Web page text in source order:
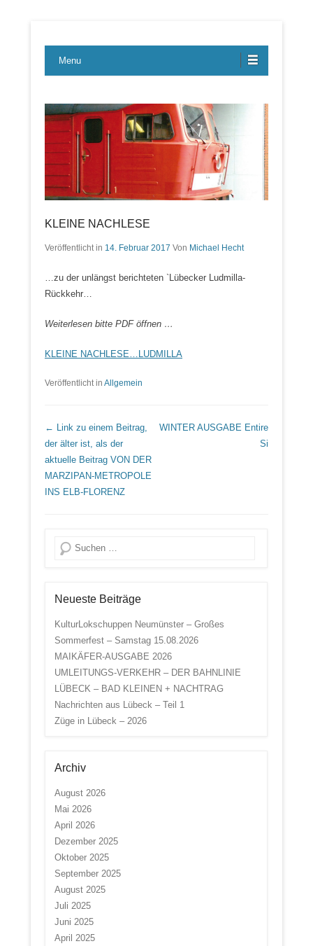
LBE-Express
Menu
KLEINE NACHLESE
Veröffentlicht in 14. Februar 2017 Von Michael Hecht
…zu der unlängst berichteten `Lübecker Ludmilla-
Rückkehr…
Weiterlesen bitte PDF öffnen …
KLEINE NACHLESE…LUDMILLA
Veröffentlicht in Allgemein
Beitrags Übersicht
← Link zu einem Beitrag,
der älter ist, als der
aktuelle Beitrag VON DER
MARZIPAN-METROPOLE
INS ELB-FLORENZ
WINTER AUSGABE Entire
Si
Suche
Neueste Beiträge
KulturLokschuppen Neumünster – Großes
Sommerfest – Samstag 15.08.2026
MAIKÄFER-AUSGABE 2026
UMLEITUNGS-VERKEHR – DER BAHNLINIE
LÜBECK – BAD KLEINEN + NACHTRAG
Nachrichten aus Lübeck – Teil 1
Züge in Lübeck – 2026
Archiv
August 2026
Mai 2026
April 2026
Dezember 2025
Oktober 2025
September 2025
August 2025
Juli 2025
Juni 2025
April 2025